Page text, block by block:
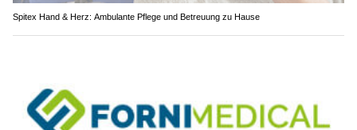
Spitex Hand & Herz: Ambulante Pflege und Betreuung zu Hause